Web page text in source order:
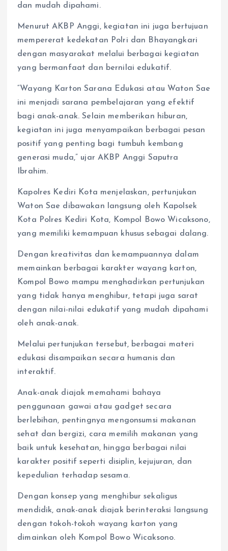
dan mudah dipahami.
Menurut AKBP Anggi, kegiatan ini juga bertujuan
mempererat kedekatan Polri dan Bhayangkari
dengan masyarakat melalui berbagai kegiatan
yang bermanfaat dan bernilai edukatif.
“Wayang Karton Sarana Edukasi atau Waton Sae
ini menjadi sarana pembelajaran yang efektif
bagi anak-anak. Selain memberikan hiburan,
kegiatan ini juga menyampaikan berbagai pesan
positif yang penting bagi tumbuh kembang
generasi muda,” ujar AKBP Anggi Saputra
Ibrahim.
Kapolres Kediri Kota menjelaskan, pertunjukan
Waton Sae dibawakan langsung oleh Kapolsek
Kota Polres Kediri Kota, Kompol Bowo Wicaksono,
yang memiliki kemampuan khusus sebagai dalang.
Dengan kreativitas dan kemampuannya dalam
memainkan berbagai karakter wayang karton,
Kompol Bowo mampu menghadirkan pertunjukan
yang tidak hanya menghibur, tetapi juga sarat
dengan nilai-nilai edukatif yang mudah dipahami
oleh anak-anak.
Melalui pertunjukan tersebut, berbagai materi
edukasi disampaikan secara humanis dan
interaktif.
Anak-anak diajak memahami bahaya
penggunaan gawai atau gadget secara
berlebihan, pentingnya mengonsumsi makanan
sehat dan bergizi, cara memilih makanan yang
baik untuk kesehatan, hingga berbagai nilai
karakter positif seperti disiplin, kejujuran, dan
kepedulian terhadap sesama.
Dengan konsep yang menghibur sekaligus
mendidik, anak-anak diajak berinteraksi langsung
dengan tokoh-tokoh wayang karton yang
dimainkan oleh Kompol Bowo Wicaksono.